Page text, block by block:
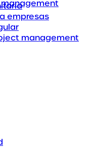
empresas
management